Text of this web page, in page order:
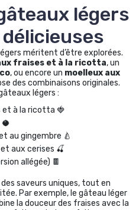
légers
délicieuses
méritent d’être explorées.
fraises et à la ricotta, un
, ou encore un moelleux aux
des combinaisons originales.
légers :
et à la ricotta 🍓
au gingembre 🍐
aux cerises 🍒
allégée) 🍫
saveurs uniques, tout en
Par exemple, le gâteau léger
la douceur des fraises avec la